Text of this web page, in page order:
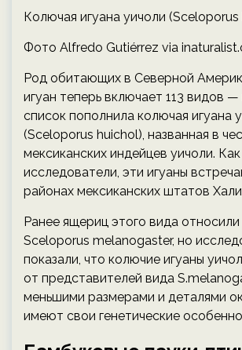
Колючая игуана уичоли
Фото Alfredo Gutiérrez via
Род обитающих в Северной
игуан теперь включает 113 видов
список пополнила колючая игуана
(Sceloporus huichol), названная в
мексиканских индейцев уичоли.
исследователи, эти игуаны
районах мексиканских штатов
Ранее ящериц этого вида относили
Sceloporus melanogaster, но
показали, что колючие игуаны
от представителей вида
меньшими размерами и деталями
имеют свои генетические